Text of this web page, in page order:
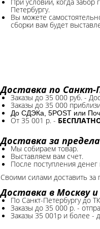
Петербургу.
Вы можете
сборки вам будет
Доставка по Санкт-
Заказы до 35 000 руб. -
Заказы до 35 000
До СДЭКа, 5POST или
От 35 001 р. -
Доставка за
Мы собираем товар.
Выставляем вам счет.
После поступления денег
Своими силами доставить
Доставка в Москву
По Санкт-Петербургу до
Заказы до 35 000 р. -
Заказы 35 001р и более -